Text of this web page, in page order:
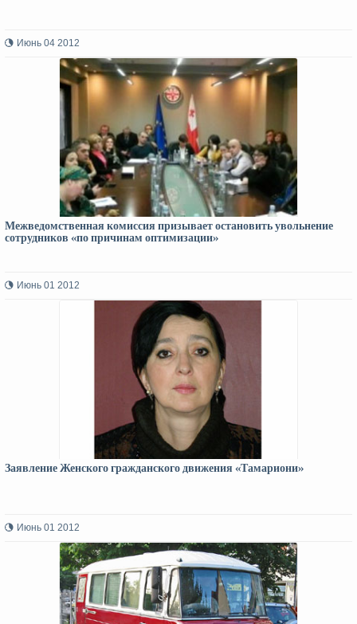
Июнь 04 2012
Межведомственная комиссия призывает остановить увольнение
сотрудников «по причинам оптимизации»
Июнь 01 2012
Заявление Женского гражданского движения «Тамариони»
Июнь 01 2012